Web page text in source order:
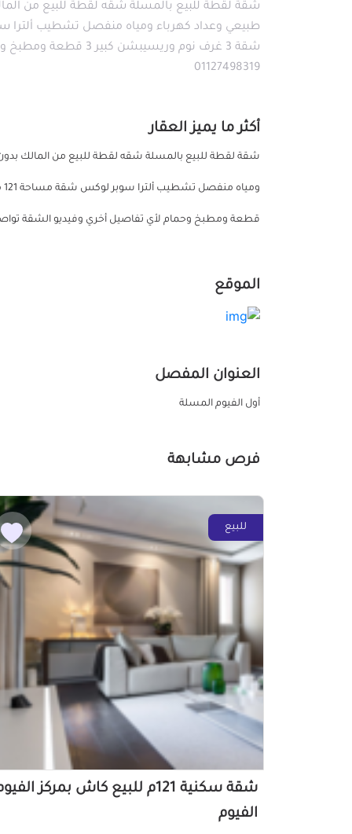
شقة لقطة للبيع بالمسلة شقه لقطة للبيع من
شقة 3 غرف نوم
01127498319
أكثر ما يميز العقار
شقة لقطة للبيع بالمسلة شقه لقطة للبيع من المالك
قطعة ومطبخ وحمام لأي تفاصيل أخري وفيديو الشقة تواصل علي
الموقع
العنوان المفصل
أول الفيوم المسلة
فرص مشابهة
للبيع
شقة سكنية 121م للبيع كاش بمركز
الفيوم